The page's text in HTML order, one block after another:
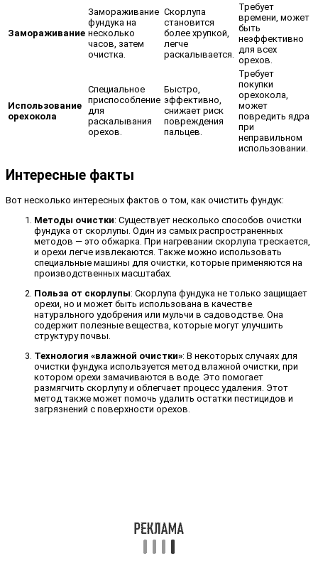
Замораживание
Замораживание
фундука на
несколько
часов, затем
очистка.
Скорлупа
становится
более хрупкой,
легче
раскалывается.
Требует
времени, может
быть
неэффективно
для всех
орехов.
Использование
орехокола
Специальное
приспособление
для
раскалывания
орехов.
Быстро,
эффективно,
снижает риск
повреждения
пальцев.
Требует
покупки
орехокола,
может
повредить ядра
при
неправильном
использовании.
Интересные факты
Вот несколько интересных фактов о том, как очистить фундук:
Методы очистки: Существует несколько способов очистки
фундука от скорлупы. Один из самых распространенных
методов — это обжарка. При нагревании скорлупа трескается,
и орехи легче извлекаются. Также можно использовать
специальные машины для очистки, которые применяются на
производственных масштабах.
Польза от скорлупы: Скорлупа фундука не только защищает
орехи, но и может быть использована в качестве
натурального удобрения или мульчи в садоводстве. Она
содержит полезные вещества, которые могут улучшить
структуру почвы.
Технология «влажной очистки»: В некоторых случаях для
очистки фундука используется метод влажной очистки, при
котором орехи замачиваются в воде. Это помогает
размягчить скорлупу и облегчает процесс удаления. Этот
метод также может помочь удалить остатки пестицидов и
загрязнений с поверхности орехов.